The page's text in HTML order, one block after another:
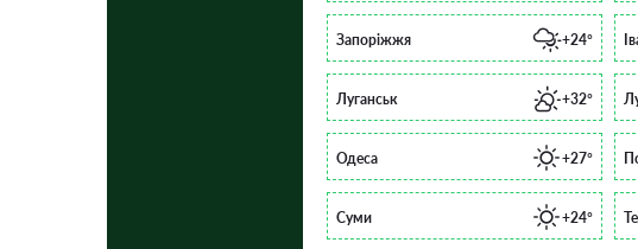
Запоріжжя +24°
Луганськ +32°
Одеса +27°
Суми +24°